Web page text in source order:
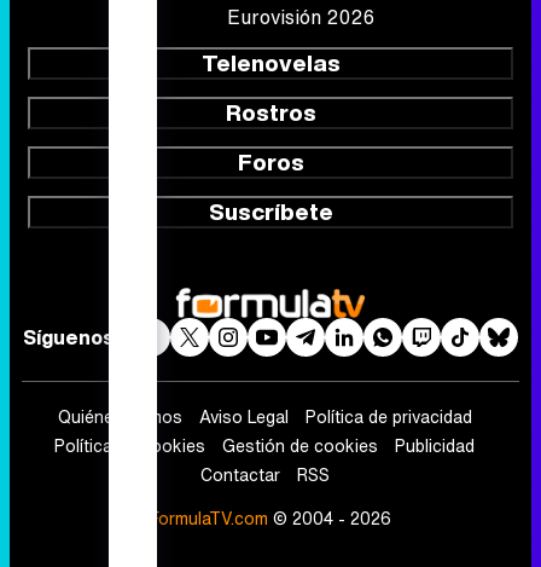
Eurovisión 2026
Telenovelas
Rostros
Foros
Suscríbete
Síguenos
Quiénes somos Aviso Legal
Política de privacidad
Política de cookies
Gestión de cookies
Publicidad
Contactar
RSS
FormulaTV.com © 2004 - 2026